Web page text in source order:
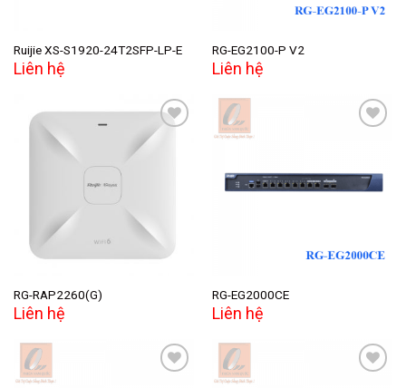
Ruijie XS-S1920-24T2SFP-LP-E
Liên hệ
RG-EG2100-P V2
Liên hệ
RG-RAP2260(G)
Liên hệ
Add to
wishlist
RG-EG2000CE
Liên hệ